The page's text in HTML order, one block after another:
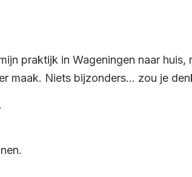
praktijk in Wageningen naar huis,
maak. Niets bijzonders… zou je